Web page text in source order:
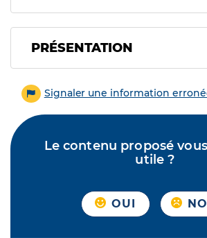
PRÉSENTATION
Signaler une information
Le contenu proposé
utile ?
OUI